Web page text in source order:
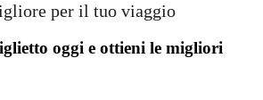
per il tuo viaggio
oggi e ottieni le migliori